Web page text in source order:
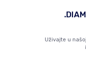
Uživajte u